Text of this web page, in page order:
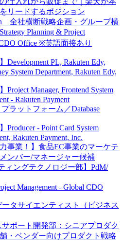
リードするポジション
全社横断戦略企画・グループ横
Planning & Project
Office ※英語面接あり
Development PL, Rakuten Edy,
System Department, Rakuten Edy,
Project Manager, Frontend System
- Rakuten Payment
ラットフォーム／Database
Producer - Point Card System
Rakuten Payment, Inc.
事業！】食品EC事業のマーケテ
ンバー/マネージャー候補
ィングテクノロジー部】PdM/
Management - Global CDO
ータサイエンティスト（ビジネス
サポート開発部：シニアプロダク
・ベンダー向けプロダクト戦略